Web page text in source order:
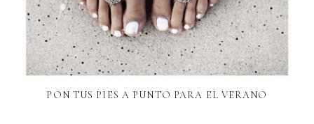
PON TUS PIES A PUNTO PARA EL VERANO